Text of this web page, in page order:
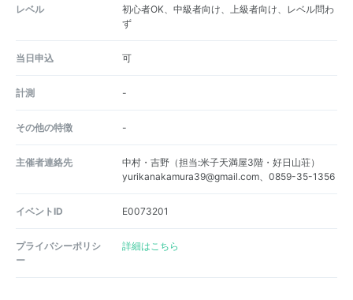
レベル
初心者OK、中級者向け、上級者向け、レベル問わ
ず
当日申込 可
計測 -
その他の特徴 -
主催者連絡先
中村・吉野（担当:米子天満屋3階・好日山荘）
yurikanakamura39@gmail.com、0859-35-1356
イベントID E0073201
プライバシーポリシ
ー
詳細はこちら